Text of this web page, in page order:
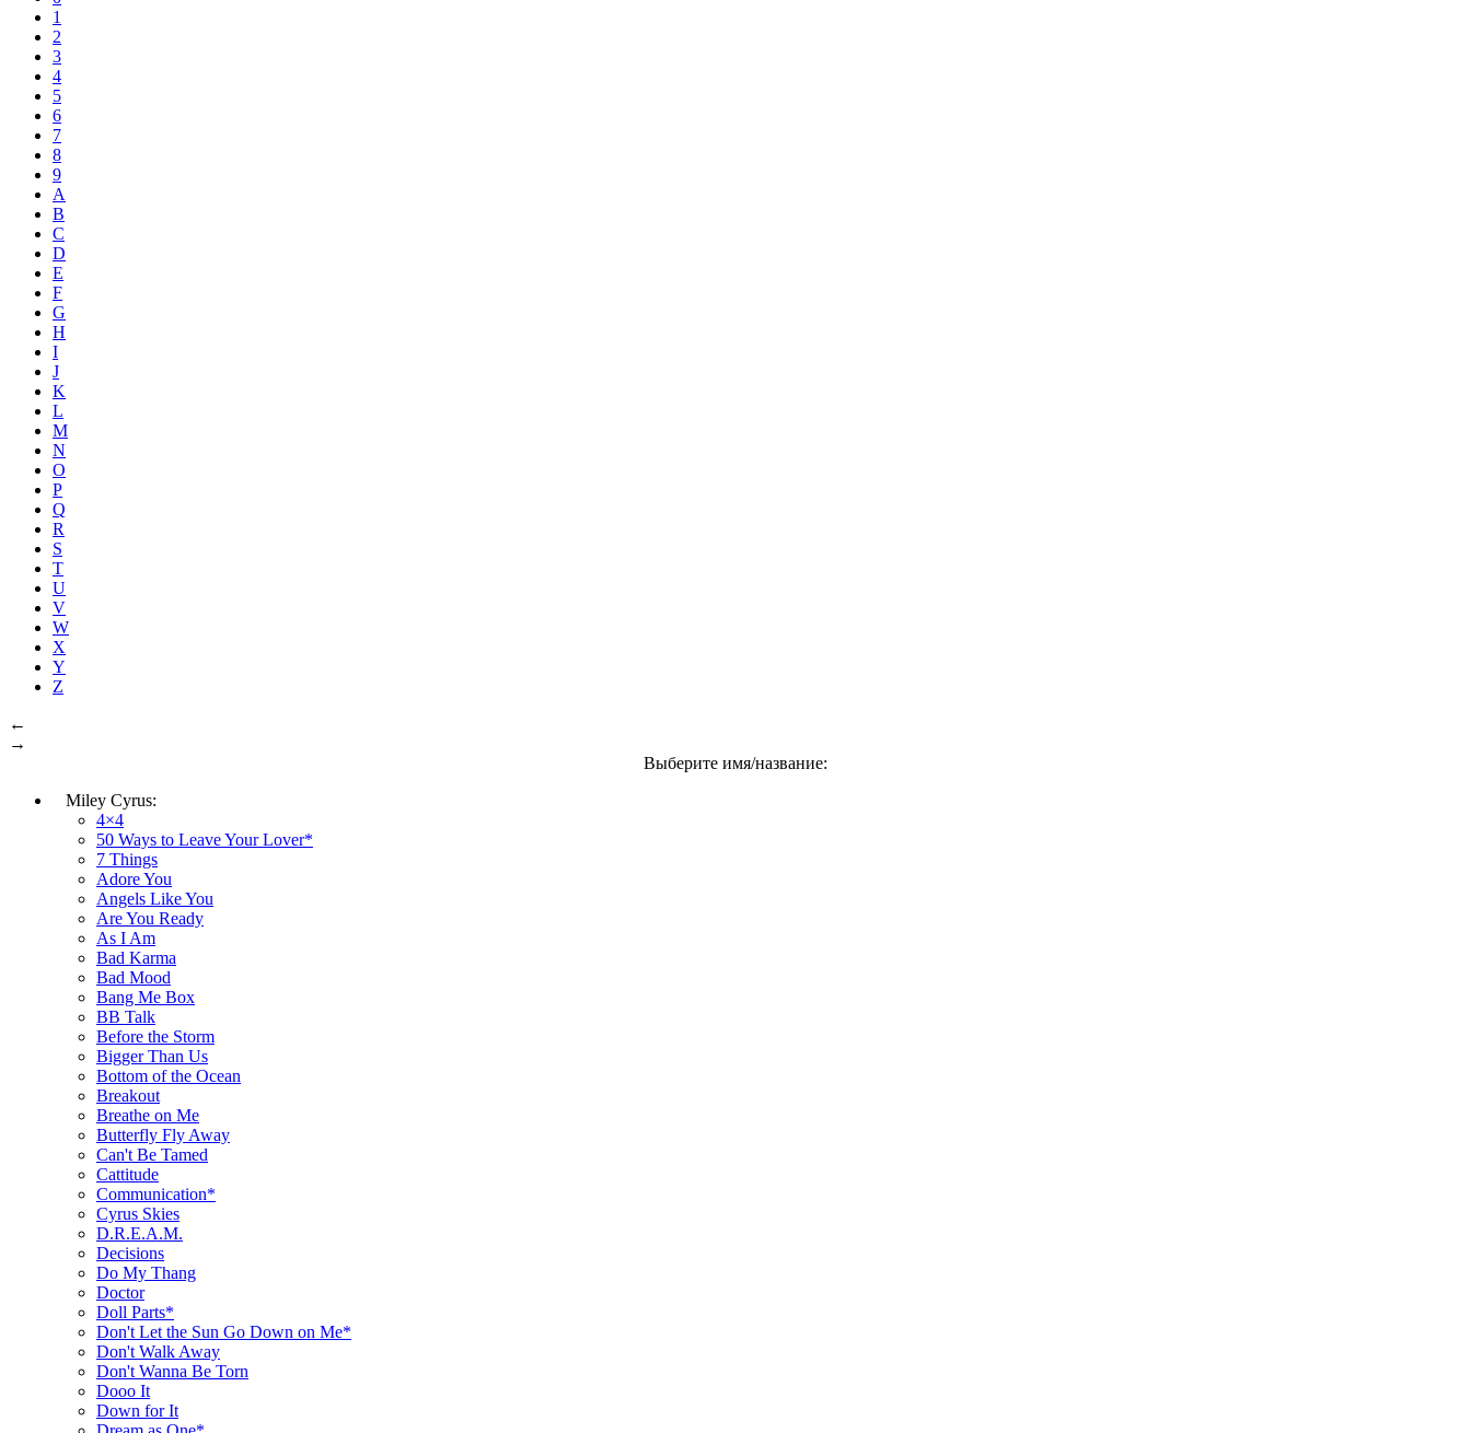
1
2
3
4
5
6
7
8
9
A
B
C
D
E
F
G
H
I
J
K
L
M
N
O
P
Q
R
S
T
U
V
W
X
Y
Z
←
→
Выберите имя/название:
Miley Cyrus:
4×4
50 Ways to Leave Your Lover*
7 Things
Adore You
Angels Like You
Are You Ready
As I Am
Bad Karma
Bad Mood
Bang Me Box
BB Talk
Before the Storm
Bigger Than Us
Bottom of the Ocean
Breakout
Breathe on Me
Butterfly Fly Away
Can't Be Tamed
Cattitude
Communication*
Cyrus Skies
D.R.E.A.M.
Decisions
Do My Thang
Doctor
Doll Parts*
Don't Let the Sun Go Down on Me*
Don't Walk Away
Don't Wanna Be Torn
Dooo It
Down for It